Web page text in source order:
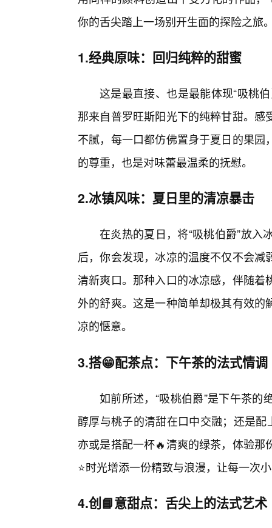
你的舌尖踏上一场别开生面的探险之旅
1.经典原味：回归纯粹的甜蜜
这是最直接、也是最能体现“吸桃
那来自普罗旺斯阳光下的纯粹甘甜。
不腻，每一口都仿佛置身于夏日的果
的尊重，也是对味蕾最温柔的抚慰。
2.冰镇风味：夏日里的清凉暴击
在炎热的夏日，将“吸桃伯爵”放
后，你会发现，冰凉的温度不仅不会
清新爽口。那种入口的冰凉感，伴随
外的舒爽。这是一种简单却极其有效
凉的惬意。
3.搭😁配茶点：下午茶的法式情调
如前所述，“吸桃伯爵”是下午茶
醇厚与桃子的清甜在口中交融；还是
亦或是搭配一杯🔥清爽的绿茶，体验
⭐时光增添一份精致与浪漫，让每一次
4.创📘意甜点：舌尖上的法式艺术